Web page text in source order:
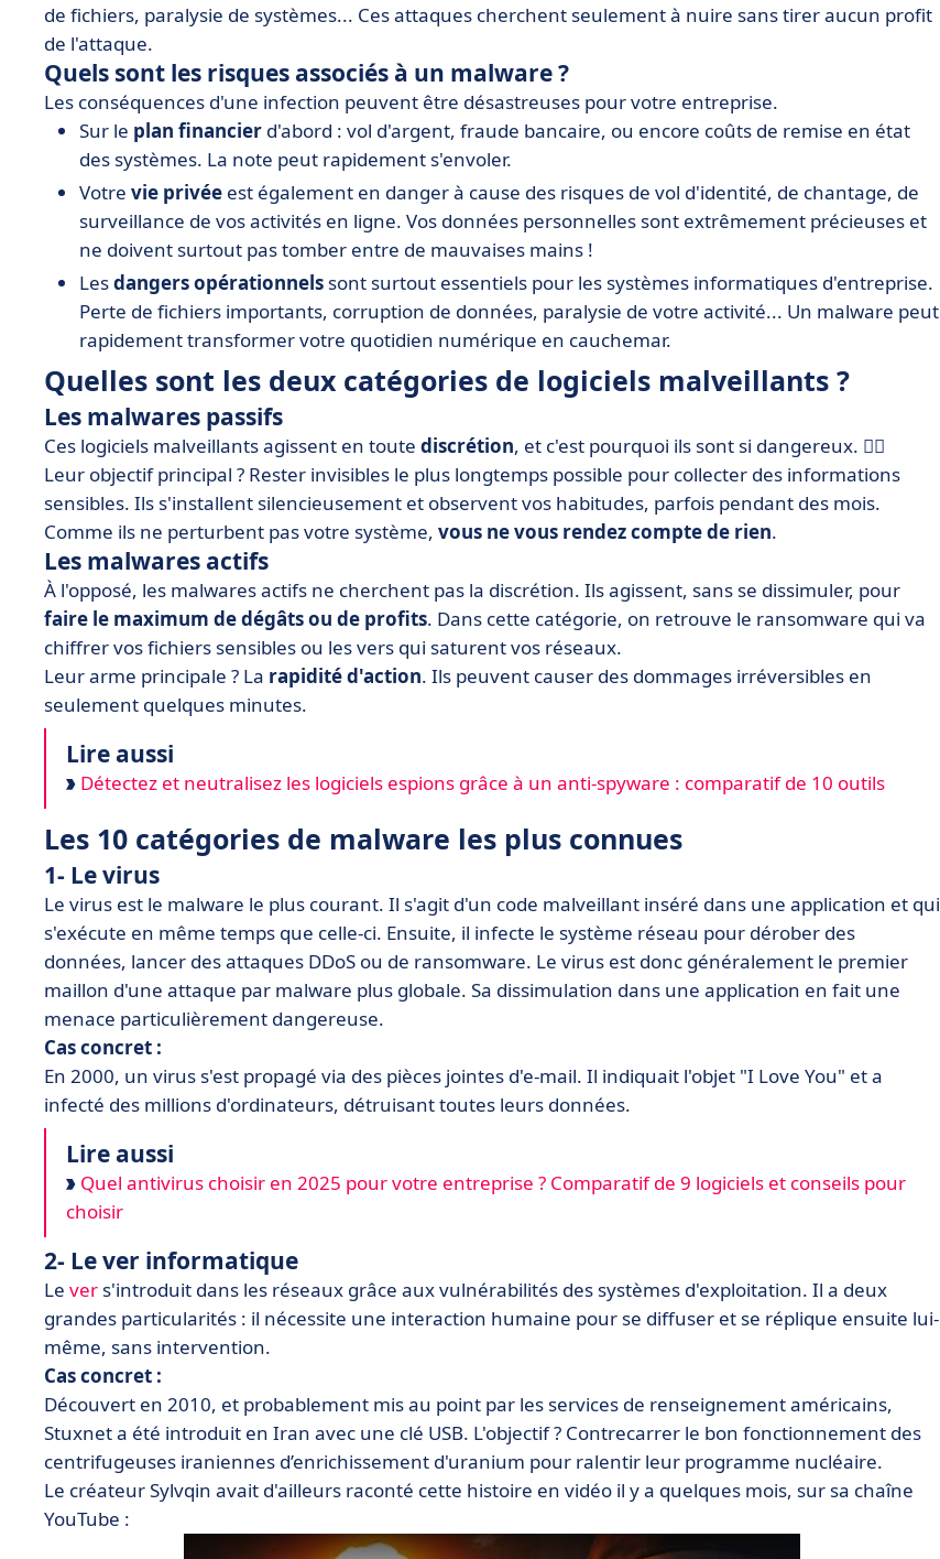
de fichiers, paralysie de systèmes... Ces attaques cherchent seulement à nuire sans tirer aucun profit
de l'attaque.
Quels sont les risques associés à un malware ?
Les conséquences d'une infection peuvent être désastreuses pour votre entreprise.
Sur le plan financier d'abord : vol d'argent, fraude bancaire, ou encore coûts de remise en état
des systèmes. La note peut rapidement s'envoler.
Votre vie privée est également en danger à cause des risques de vol d'identité, de chantage, de
surveillance de vos activités en ligne. Vos données personnelles sont extrêmement précieuses et
ne doivent surtout pas tomber entre de mauvaises mains !
Lesdangers opérationnels sont surtout essentiels pour les systèmes informatiques d'entreprise.
Perte de fichiers importants, corruption de données, paralysie de votre activité... Un malware peut
rapidement transformer votre quotidien numérique en cauchemar.
Quelles sont les deux catégories de logiciels malveillants ?
Les malwares passifs
Ces logiciels malveillants agissent en toute discrétion, et c'est pourquoi ils sont si dangereux. 😶‍🌫️
Leur objectif principal ? Rester invisibles le plus longtemps possible pour collecter des informations
sensibles. Ils s'installent silencieusement et observent vos habitudes, parfois pendant des mois.
Comme ils ne perturbent pas votre système, vous ne vous rendez compte de rien.
Les malwares actifs
À l'opposé, les malwares actifs ne cherchent pas la discrétion. Ils agissent, sans se dissimuler, pour
faire le maximum de dégâts ou de profits. Dans cette catégorie, on retrouve le ransomware qui va
chiffrer vos fichiers sensibles ou les vers qui saturent vos réseaux.
Leur arme principale ? La rapidité d'action. Ils peuvent causer des dommages irréversibles en
seulement quelques minutes.
Lire aussi
Détectez et neutralisez les logiciels espions grâce à un anti-spyware : comparatif de 10 outils
Les 10 catégories de malware les plus connues
1- Le virus
Le virus est le malware le plus courant. Il s'agit d'un code malveillant inséré dans une application et qui
s'exécute en même temps que celle-ci. Ensuite, il infecte le système réseau pour dérober des
données, lancer des attaques DDoS ou de ransomware. Le virus est donc généralement le premier
maillon d'une attaque par malware plus globale. Sa dissimulation dans une application en fait une
menace particulièrement dangereuse.
Cas concret :
En 2000, un virus s'est propagé via des pièces jointes d'e-mail. Il indiquait l'objet "I Love You" et a
infecté des millions d'ordinateurs, détruisant toutes leurs données.
Lire aussi
Quel antivirus choisir en 2025 pour votre entreprise ? Comparatif de 9 logiciels et conseils pour
choisir
2- Le ver informatique
Le ver s'introduit dans les réseaux grâce aux vulnérabilités des systèmes d'exploitation. Il a deux
grandes particularités : il nécessite une interaction humaine pour se diffuser et se réplique ensuite lui-
même, sans intervention.
Cas concret :
Découvert en 2010, et probablement mis au point par les services de renseignement américains,
Stuxnet a été introduit en Iran avec une clé USB. L'objectif ? Contrecarrer le bon fonctionnement des
centrifugeuses iraniennes d’enrichissement d'uranium pour ralentir leur programme nucléaire.
Le créateur Sylvqin avait d'ailleurs raconté cette histoire en vidéo il y a quelques mois, sur sa chaîne
YouTube :